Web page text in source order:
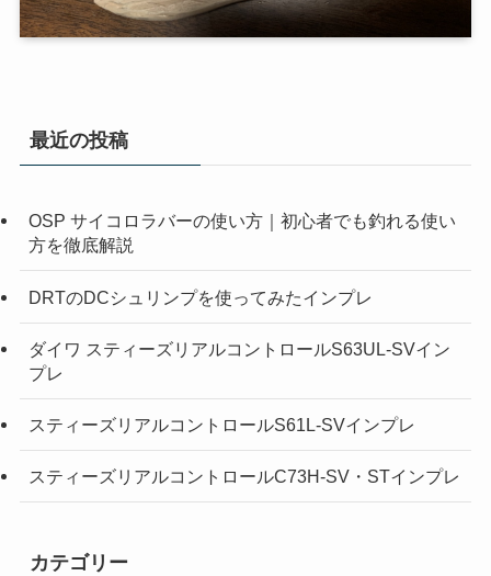
最近の投稿
OSP サイコロラバーの使い方｜初心者でも釣れる使い
方を徹底解説
DRTのDCシュリンプを使ってみたインプレ
ダイワ スティーズリアルコントロールS63UL-SVイン
プレ
スティーズリアルコントロールS61L-SVインプレ
スティーズリアルコントロールC73H-SV・STインプレ
カテゴリー